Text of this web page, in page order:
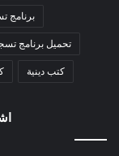
برنامج
تحميل برنامج
كتب دينية